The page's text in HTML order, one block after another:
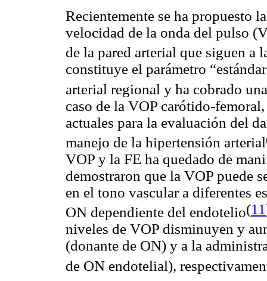
Recientemente se ha propuesto
velocidad de la onda del pulso
de la pared arterial que siguen a
constituye el parámetro
arterial regional y ha cobrado
caso de la VOP carótido-
actuales para la evaluación del
manejo de la hipertensión arterial
VOP y la FE ha quedado de
demostraron que la VOP puede
en el tono vascular a diferentes
ON dependiente del endotelio(11
niveles de VOP disminuyen y
(donante de ON) y a la
de ON endotelial),